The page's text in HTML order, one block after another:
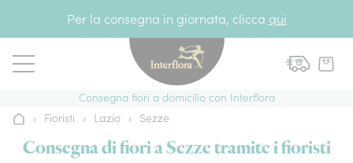
Per la consegna in giornata, clicca qui
Consegna fiori a domicilio con Interflora
Home› Fioristi › Lazio › Sezze
Consegna di fiori a Sezze tramite i fioristi